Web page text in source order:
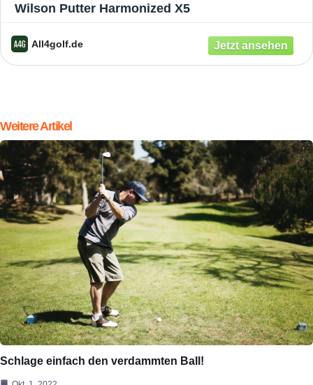
Wilson Putter Harmonized X5
All4golf.de
Weitere Artikel
Schlage einfach den verdammten Ball!